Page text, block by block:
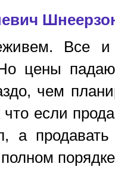
Все и
цены
чем
если
а